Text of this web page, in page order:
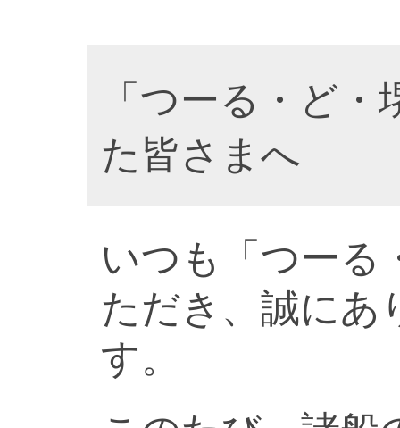
「つーる・ど
た皆さまへ
いつも「つーる
ただき、誠にあ
す。